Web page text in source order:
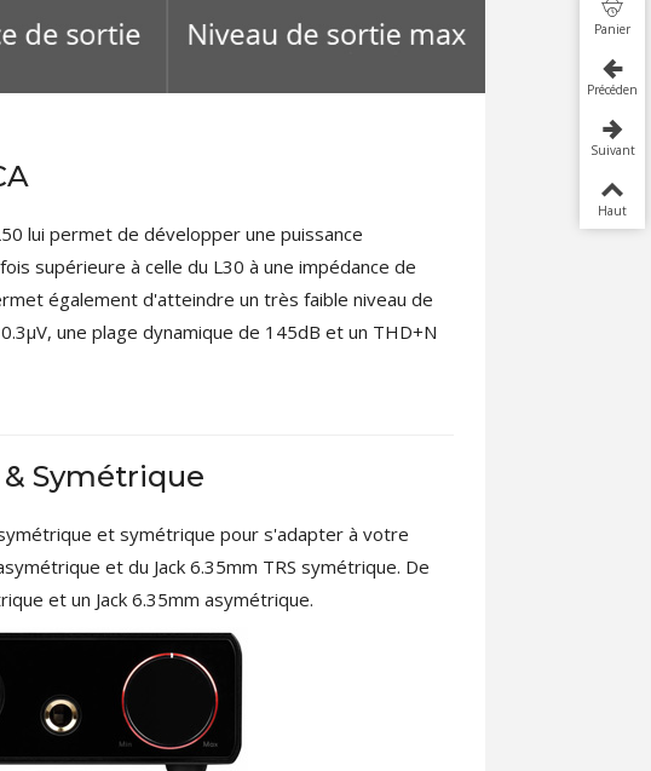
lui permet de développer une puissance
supérieure à celle du L30 à une impédance de
également d'atteindre un très faible niveau de
une plage dynamique de 145dB et un THD+N
Symétrique
et symétrique pour s'adapter à votre
et du Jack 6.35mm TRS symétrique. De
et un Jack 6.35mm asymétrique.
Panier
Précédent
Suivant
Haut